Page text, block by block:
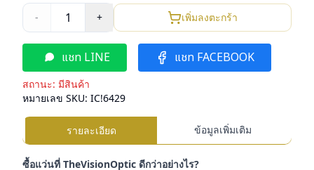
- 1 + เพิ่มลงตะกร้า
แชท LINE แชท FACEBOOK
สถานะ: มีสินค้า
หมายเลข SKU: IC!6429
รายละเอียด ข้อมูลเพิ่มเติม
ซื้อแว่นที่ TheVisionOptic ดีกว่าอย่างไร?